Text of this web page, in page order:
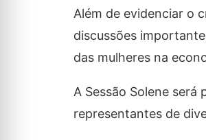
Além de evidenciar o
discussões
das mulheres na
A Sessão Solene
representantes de